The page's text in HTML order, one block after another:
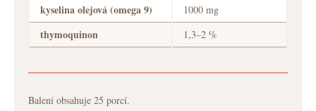
kyselina olejová (omega 9) 1000 mg
thymoquinon 1,3–2 %
Balení obsahuje 25 porcí.